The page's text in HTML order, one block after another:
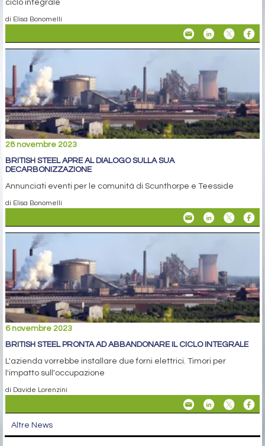
ciclo integrale
di Elisa Bonomelli
28 novembre 2023
BRITISH STEEL APRE AL DIALOGO SULLA SUA
DECARBONIZZAZIONE
Annunciati eventi per le comunità di Scunthorpe e Teesside
di Elisa Bonomelli
6 novembre 2023
BRITISH STEEL PRONTA AD ABBANDONARE IL CICLO INTEGRALE
L'azienda vorrebbe installare due forni elettrici. Timori per
l'impatto sull'occupazione
di Davide Lorenzini
Altre News